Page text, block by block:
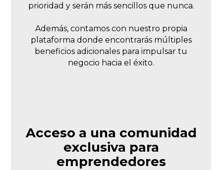
prioridad y serán más sencillos que nunca.
Además, contamos con nuestro propia
plataforma donde encontrarás múltiples
beneficios adicionales para impulsar tu
negocio hacia el éxito.
Acceso a una comunidad
exclusiva para
emprendedores